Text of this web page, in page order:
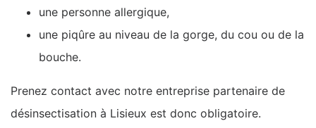
une personne allergique,
une piqûre au niveau de la gorge, du cou ou de la
bouche.
Prenez contact avec notre entreprise partenaire de
désinsectisation à Lisieux est donc obligatoire.